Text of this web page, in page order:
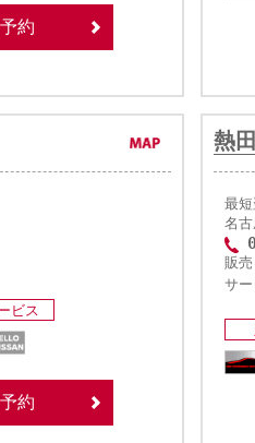
約
ビス
約
熱
最短
名
販
サ